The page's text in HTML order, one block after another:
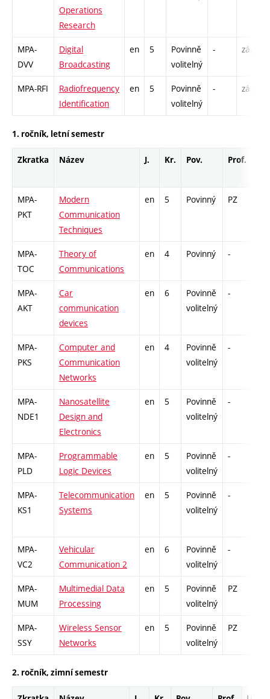
Operations
Research
MPA-
DVV
Digital
Broadcasting
en 5
Povinně
volitelný
- zá,zk
MPA-RFI
Radiofrequency
Identification
en 5
Povinně
volitelný
- zá,zk
1. ročník, letní semestr
Zkratka Název J. Kr. Pov. Prof.
MPA-
PKT
Modern
Communication
Techniques
en 5 Povinný PZ
MPA-
TOC
Theory of
Communications
en 4 Povinný -
MPA-
AKT
Car
communication
devices
en 6
Povinně
volitelný
-
MPA-
PKS
Computer and
Communication
Networks
en 4
Povinně
volitelný
-
MPA-
NDE1
Nanosatellite
Design and
Electronics
en 5
Povinně
volitelný
-
MPA-
PLD
Programmable
Logic Devices
en 5
Povinně
volitelný
-
MPA-
KS1
Telecommunication
Systems
en 5
Povinně
volitelný
-
MPA-
VC2
Vehicular
Communication 2
en 6
Povinně
volitelný
-
MPA-
MUM
Multimedial Data
Processing
en 5
Povinně
volitelný
PZ
MPA-
SSY
Wireless Sensor
Networks
en 5
Povinně
volitelný
PZ
2. ročník, zimní semestr